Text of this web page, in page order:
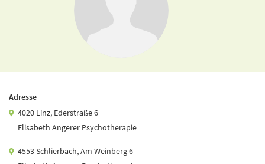
Adresse
4020 Linz, Ederstraße 6
Elisabeth Angerer Psychotherapie
4553 Schlierbach, Am Weinberg 6